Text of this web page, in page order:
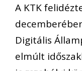
A KTK
Digitális
elmúlt